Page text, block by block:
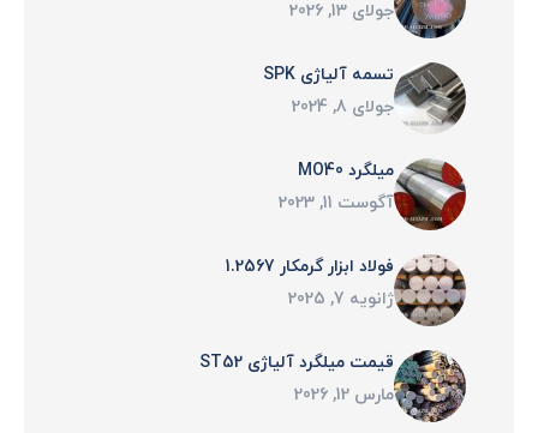
جولای 13, 2026
تسمه آلیاژی SPK
جولای 8, 2024
میلگرد MO40
آگوست 11, 2023
فولاد ابزار گرمکار 1.2567
ژانویه 7, 2025
قیمت میلگرد آلیاژی ST52
مارس 12, 2026